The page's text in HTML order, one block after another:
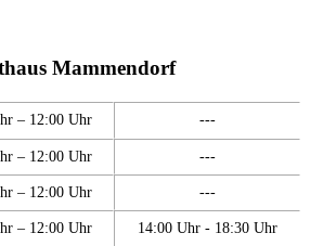
Mammendorf
– 12:00 Uhr ---
– 12:00 Uhr ---
– 12:00 Uhr ---
– 12:00 Uhr 14:00 Uhr - 18:30 Uhr